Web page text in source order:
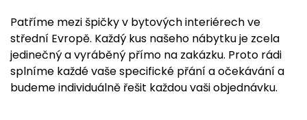
Patříme mezi špičky v bytových interiérech ve
střední Evropě. Každý kus našeho nábytku je zcela
jedinečný a vyráběný přímo na zakázku. Proto rádi
splníme každé vaše specifické přání a očekávání a
budeme individuálně řešit každou vaši objednávku.